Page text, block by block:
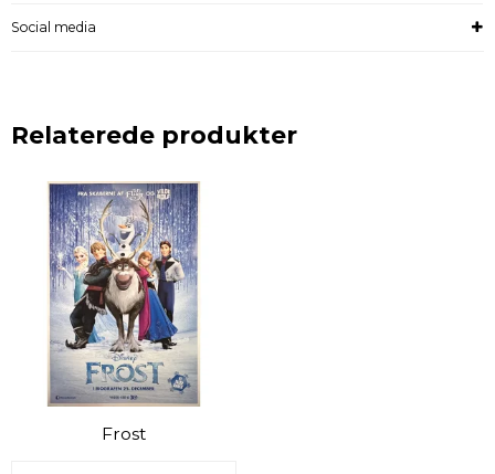
Social media
Relaterede produkter
Frost